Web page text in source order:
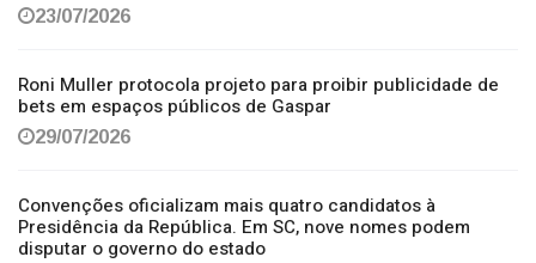
23/07/2026
Roni Muller protocola projeto para proibir publicidade de
bets em espaços públicos de Gaspar
29/07/2026
Convenções oficializam mais quatro candidatos à
Presidência da República. Em SC, nove nomes podem
disputar o governo do estado